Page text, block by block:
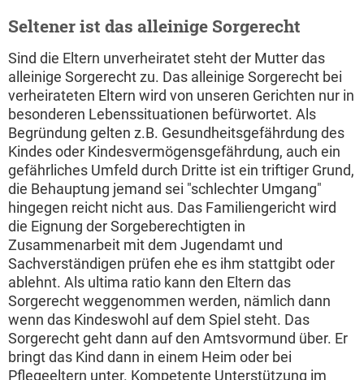
Seltener ist das alleinige Sorgerecht
Sind die Eltern unverheiratet steht der Mutter das
alleinige Sorgerecht zu. Das alleinige Sorgerecht bei
verheirateten Eltern wird von unseren Gerichten nur in
besonderen Lebenssituationen befürwortet. Als
Begründung gelten z.B. Gesundheitsgefährdung des
Kindes oder Kindesvermögensgefährdung, auch ein
gefährliches Umfeld durch Dritte ist ein triftiger Grund,
die Behauptung jemand sei "schlechter Umgang"
hingegen reicht nicht aus. Das Familiengericht wird
die Eignung der Sorgeberechtigten in
Zusammenarbeit mit dem Jugendamt und
Sachverständigen prüfen ehe es ihm stattgibt oder
ablehnt. Als ultima ratio kann den Eltern das
Sorgerecht weggenommen werden, nämlich dann
wenn das Kindeswohl auf dem Spiel steht. Das
Sorgerecht geht dann auf den Amtsvormund über. Er
bringt das Kind dann in einem Heim oder bei
Pflegeeltern unter. Kompetente Unterstützung im